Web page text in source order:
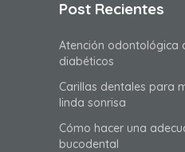
Post Recientes
Atención odontológica
diabéticos
Carillas dentales para
linda sonrisa
Cómo hacer una
bucodental